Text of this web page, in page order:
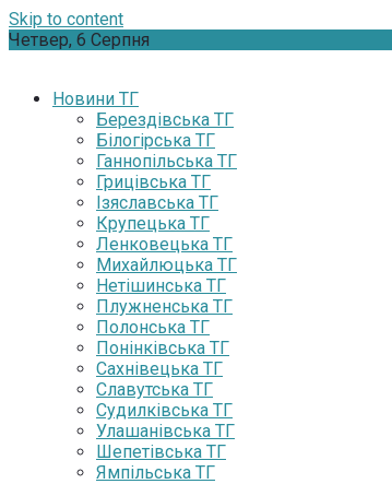
Skip to content
Четвер, 6 Серпня
Новини ТГ
Берездівська ТГ
Білогірська ТГ
Ганнопільська ТГ
Грицівська ТГ
Ізяславська ТГ
Крупецька ТГ
Ленковецька ТГ
Михайлюцька ТГ
Нетішинська ТГ
Плужненська ТГ
Полонська ТГ
Понінківська ТГ
Сахнівецька ТГ
Славутська ТГ
Судилківська ТГ
Улашанівська ТГ
Шепетівська ТГ
Ямпільська ТГ